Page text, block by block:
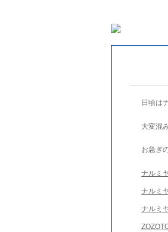
日頃は
大変混
お急ぎ
ナルミ
ナルミ
ナルミ